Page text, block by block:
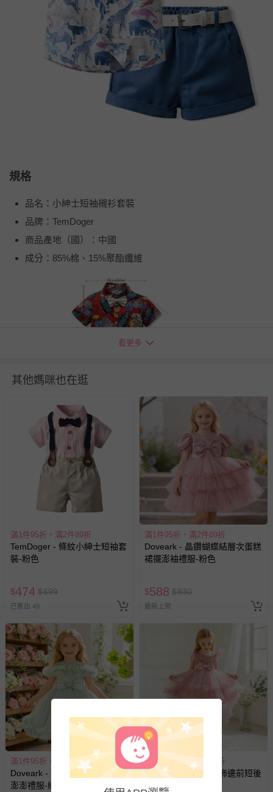
規格
品名：小紳士短袖襯衫套裝
品牌：TemDoger
商品產地（國）：中國
成分：85%棉、15%聚酯纖維
退換貨須知
您所購買的商品享有7天的鑑賞期／猶豫期權益，但此期間
並非試用期，您所退回的商品必須是未經使用的全新狀態，
包含完整包裝、配件、說明文件及贈品等。
如需退換貨，請於收到商品7天（含例假日內提出），如為
看更多
其他媽咪也在逛
滿1件95折，滿2件89折
TemDoger - 條紋小紳士短袖套
裝-粉色
$474 $699
已售出 49
滿1件95折，滿2件89折
Doveark - 晶鑽蝴蝶結層次蛋糕
裙擺澎袖禮服-粉色
$588 $930
最新上架
滿1件95折，滿2件89折
Doveark - 蕾絲網紗蝴蝶結腰飾
澎澎禮服-綠色
滿1件95折，滿2件89折
Doveark - 單肩亮片飾邊前短後
長網紗禮服-粉色